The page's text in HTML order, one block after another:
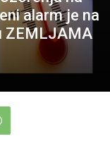
alarm je na
ZEMLJAMA